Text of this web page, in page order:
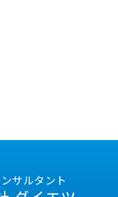
サルタント